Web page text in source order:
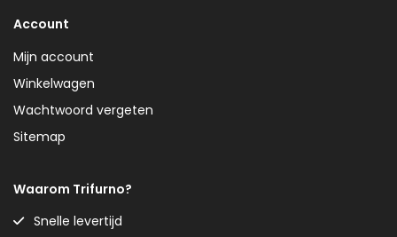
Account
Mijn account
Winkelwagen
Wachtwoord vergeten
Sitemap
Waarom Trifurno?
Snelle levertijd